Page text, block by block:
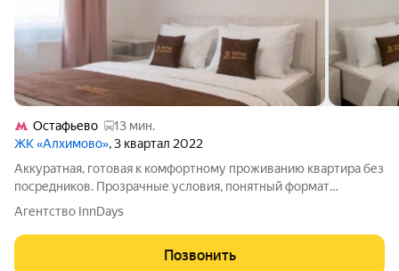
Остафьево
13 мин.
ЖК «Алхимово», 3 квартал 2022
Аккуратная, готовая к комфортному проживанию квартира без
посредников. Прозрачные условия, понятный формат
размещения. Подходит для командированных, гостей города и
спокойного краткосрочного проживания. Формат: заехали
живёте. Стабильно выстроенный
Агентство InnDays
Позвонить